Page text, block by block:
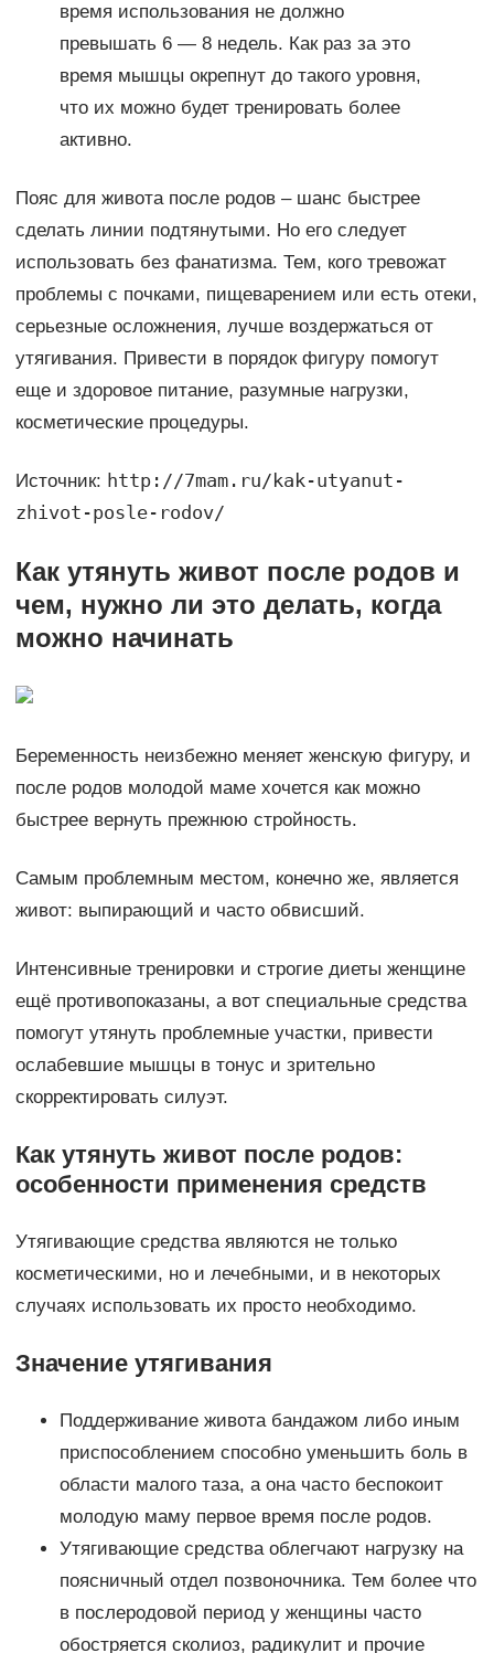
время использования не должно
превышать 6 — 8 недель. Как раз за это
время мышцы окрепнут до такого уровня,
что их можно будет тренировать более
активно.
Пояс для живота после родов – шанс быстрее
сделать линии подтянутыми. Но его следует
использовать без фанатизма. Тем, кого тревожат
проблемы с почками, пищеварением или есть отеки,
серьезные осложнения, лучше воздержаться от
утягивания. Привести в порядок фигуру помогут
еще и здоровое питание, разумные нагрузки,
косметические процедуры.
Источник: http://7mam.ru/kak-utyanut-
zhivot-posle-rodov/
Как утянуть живот после родов и
чем, нужно ли это делать, когда
можно начинать
Беременность неизбежно меняет женскую фигуру, и
после родов молодой маме хочется как можно
быстрее вернуть прежнюю стройность.
Самым проблемным местом, конечно же, является
живот: выпирающий и часто обвисший.
Интенсивные тренировки и строгие диеты женщине
ещё противопоказаны, а вот специальные средства
помогут утянуть проблемные участки, привести
ослабевшие мышцы в тонус и зрительно
скорректировать силуэт.
Как утянуть живот после родов:
особенности применения средств
Утягивающие средства являются не только
косметическими, но и лечебными, и в некоторых
случаях использовать их просто необходимо.
Значение утягивания
Поддерживание живота бандажом либо иным
приспособлением способно уменьшить боль в
области малого таза, а она часто беспокоит
молодую маму первое время после родов.
Утягивающие средства облегчают нагрузку на
поясничный отдел позвоночника. Тем более что
в послеродовой период у женщины часто
обостряется сколиоз, радикулит и прочие